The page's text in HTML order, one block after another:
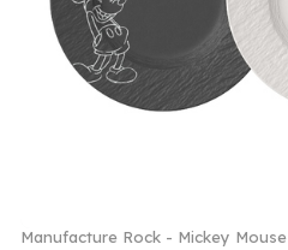
Manufacture Rock - Mickey Mouse